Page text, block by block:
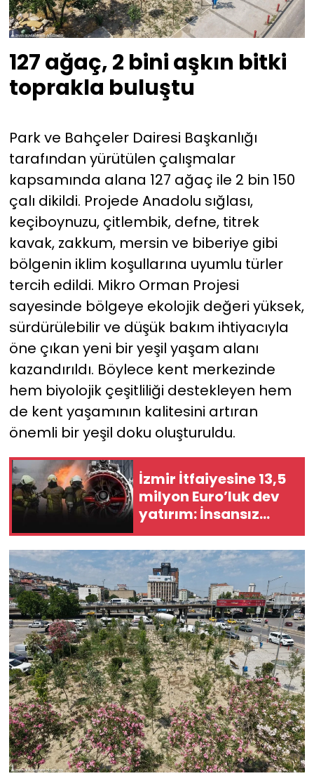
127 ağaç, 2 bini aşkın bitki
toprakla buluştu
Park ve Bahçeler Dairesi Başkanlığı
tarafından yürütülen çalışmalar
kapsamında alana 127 ağaç ile 2 bin 150
çalı dikildi. Projede Anadolu sığlası,
keçiboynuzu, çitlembik, defne, titrek
kavak, zakkum, mersin ve biberiye gibi
bölgenin iklim koşullarına uyumlu türler
tercih edildi. Mikro Orman Projesi
sayesinde bölgeye ekolojik değeri yüksek,
sürdürülebilir ve düşük bakım ihtiyacıyla
öne çıkan yeni bir yeşil yaşam alanı
kazandırıldı. Böylece kent merkezinde
hem biyolojik çeşitliliği destekleyen hem
de kent yaşamının kalitesini artıran
önemli bir yeşil doku oluşturuldu.
İzmir İtfaiyesine 13,5
milyon Euro’luk dev
yatırım: İnsansız
yangın robotları
geliyor